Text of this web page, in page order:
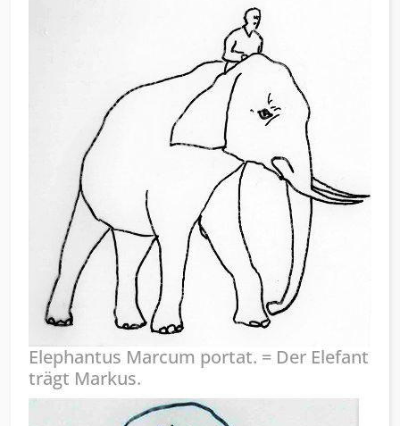
Elephantus Marcum portat. = Der Elefant
trägt Markus.